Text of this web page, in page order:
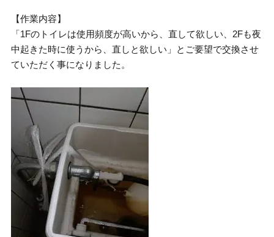
【作業内容】
「1Fのトイレは使用頻度が高いから、直して欲しい、2Fも夜
中起きた時に使うから、直しと欲しい」とご要望で交換させ
ていただく事になりました。